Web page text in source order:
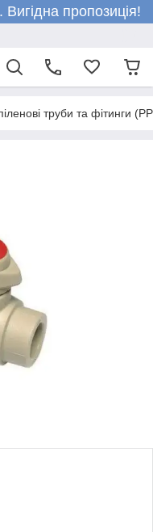
пропозиція!
труби та фітинги